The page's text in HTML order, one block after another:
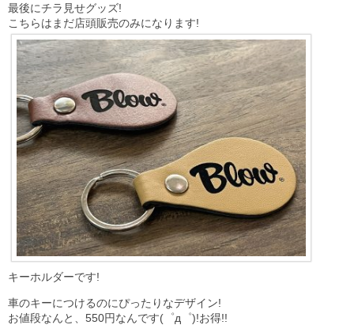
最後にチラ見せグッズ!
こちらはまだ店頭販売のみになります!
キーホルダーです!
車のキーにつけるのにぴったりなデザイン!
お値段なんと、550円なんです(゜д゜)!お得!!